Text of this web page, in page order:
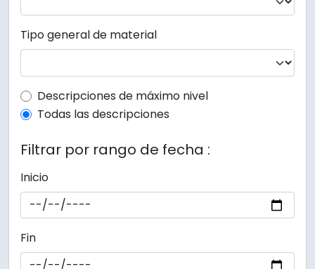
Tipo general de material
Top-level description filter
Descripciones de máximo nivel
Todas las descripciones
Filtrar por rango de fecha :
Inicio
Fin